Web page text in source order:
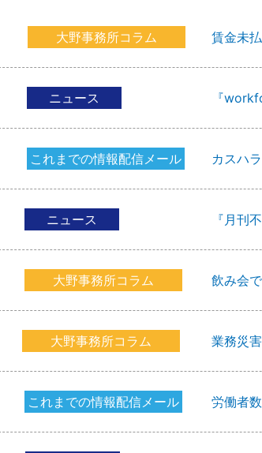
大野事務所コラム 賃金未
ニュース 『
これまでの情報配信メール カスハ
ニュース 『月刊
大野事務所コラム 飲み会
大野事務所コラム 業務災
これまでの情報配信メール 労働者